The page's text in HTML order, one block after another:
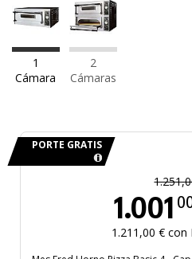
1
Cámara
2
Cámaras
PORTE GRATIS
1.001
1.211,00 € con